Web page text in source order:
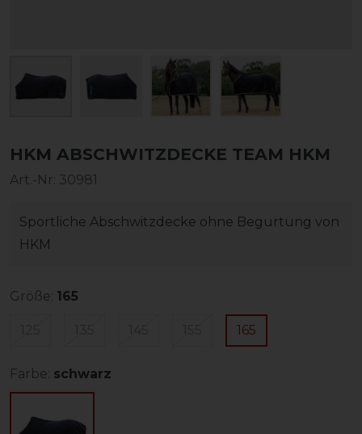
HKM ABSCHWITZDECKE TEAM HKM
Art.-Nr: 30981
Sportliche Abschwitzdecke ohne Begurtung von
HKM
Größe: 165
165
Farbe: schwarz